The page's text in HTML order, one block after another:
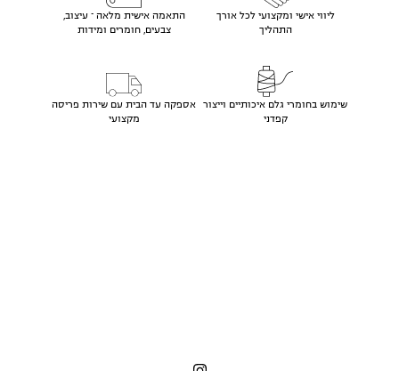
ליווי אישי ומקצועי לכל אורך
התהליך
התאמה אישית מלאה – עיצוב,
צבעים, חומרים ומידות
שימוש בחומרי גלם איכותיים וייצור
קפדני
אספקה עד הבית עם שירות פריסה
מקצועי